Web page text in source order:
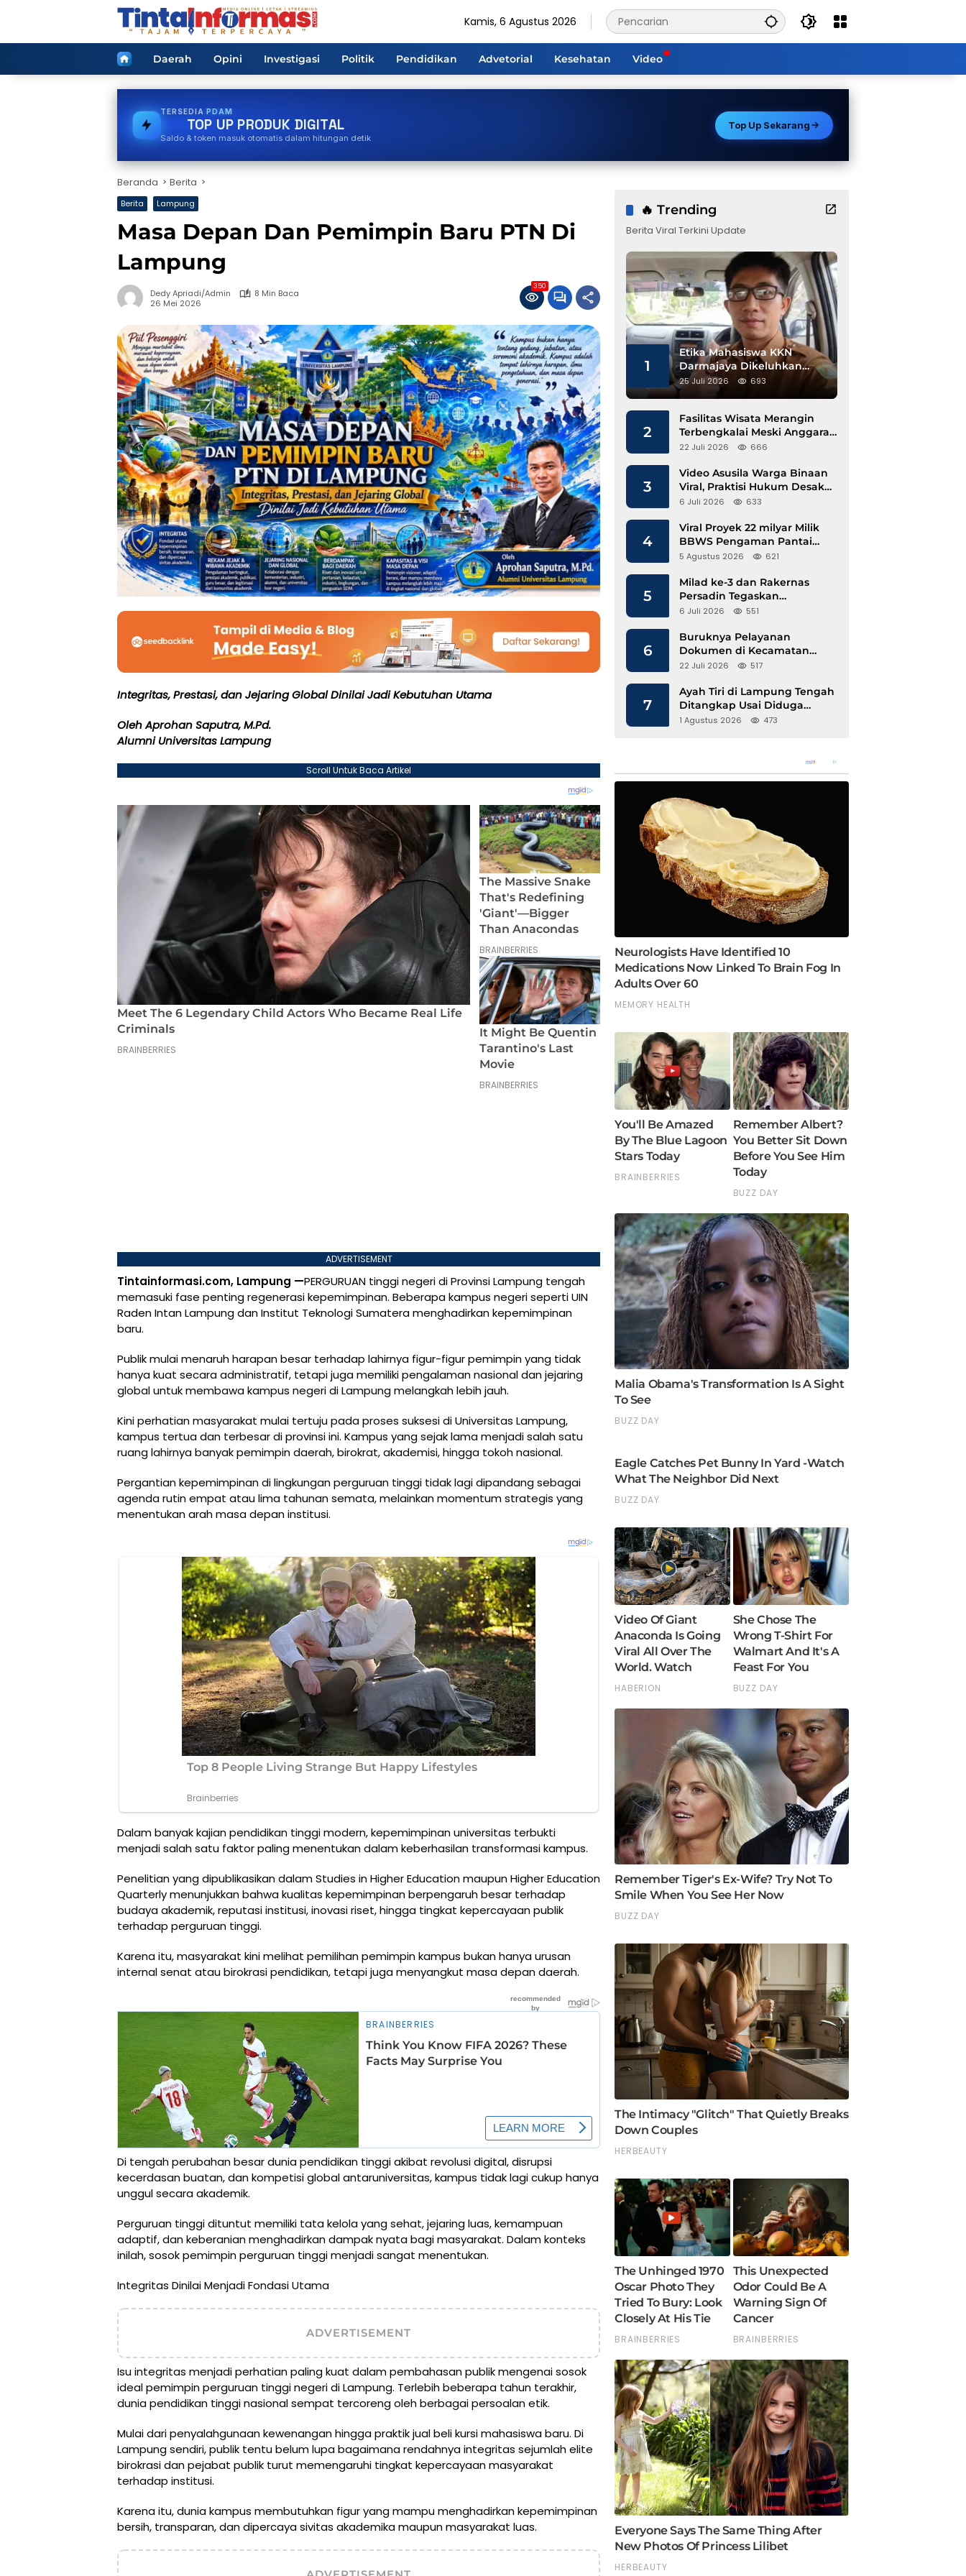
Kamis, 6 Agustus 2026
HomeDaerah Opini Investigasi Politik Pendidikan Advetorial Kesehatan Video
TERSEDIA VOUCHER GAME
TOP UP PRODUK DIGITAL
Saldo & token masuk otomatis dalam hitungan detik
Top Up Sekarang
Beranda Berita
Berita Lampung
Masa Depan Dan Pemimpin Baru PTN Di
Lampung
Dedy Apriadi/Admin
8 Min Baca
26 Mei 2026
350
Integritas, Prestasi, dan Jejaring Global Dinilai Jadi Kebutuhan Utama
Oleh Aprohan Saputra, M.Pd.
Alumni Universitas Lampung
Scroll Untuk Baca Artikel
ADVERTISEMENT
Tintainformasi.com, Lampung —PERGURUAN tinggi negeri di Provinsi Lampung tengah
memasuki fase penting regenerasi kepemimpinan. Beberapa kampus negeri seperti UIN
Raden Intan Lampung dan Institut Teknologi Sumatera menghadirkan kepemimpinan
baru.
Publik mulai menaruh harapan besar terhadap lahirnya figur-figur pemimpin yang tidak
hanya kuat secara administratif, tetapi juga memiliki pengalaman nasional dan jejaring
global untuk membawa kampus negeri di Lampung melangkah lebih jauh.
Kini perhatian masyarakat mulai tertuju pada proses suksesi di Universitas Lampung,
kampus tertua dan terbesar di provinsi ini. Kampus yang sejak lama menjadi salah satu
ruang lahirnya banyak pemimpin daerah, birokrat, akademisi, hingga tokoh nasional.
Pergantian kepemimpinan di lingkungan perguruan tinggi tidak lagi dipandang sebagai
agenda rutin empat atau lima tahunan semata, melainkan momentum strategis yang
menentukan arah masa depan institusi.
Dalam banyak kajian pendidikan tinggi modern, kepemimpinan universitas terbukti
menjadi salah satu faktor paling menentukan dalam keberhasilan transformasi kampus.
Penelitian yang dipublikasikan dalam Studies in Higher Education maupun Higher Education
Quarterly menunjukkan bahwa kualitas kepemimpinan berpengaruh besar terhadap
budaya akademik, reputasi institusi, inovasi riset, hingga tingkat kepercayaan publik
terhadap perguruan tinggi.
Karena itu, masyarakat kini melihat pemilihan pemimpin kampus bukan hanya urusan
internal senat atau birokrasi pendidikan, tetapi juga menyangkut masa depan daerah.
Di tengah perubahan besar dunia pendidikan tinggi akibat revolusi digital, disrupsi
kecerdasan buatan, dan kompetisi global antaruniversitas, kampus tidak lagi cukup hanya
unggul secara akademik.
Perguruan tinggi dituntut memiliki tata kelola yang sehat, jejaring luas, kemampuan
adaptif, dan keberanian menghadirkan dampak nyata bagi masyarakat. Dalam konteks
inilah, sosok pemimpin perguruan tinggi menjadi sangat menentukan.
Integritas Dinilai Menjadi Fondasi Utama
ADVERTISEMENT
Isu integritas menjadi perhatian paling kuat dalam pembahasan publik mengenai sosok
ideal pemimpin perguruan tinggi negeri di Lampung. Terlebih beberapa tahun terakhir,
dunia pendidikan tinggi nasional sempat tercoreng oleh berbagai persoalan etik.
Mulai dari penyalahgunaan kewenangan hingga praktik jual beli kursi mahasiswa baru. Di
Lampung sendiri, publik tentu belum lupa bagaimana rendahnya integritas sejumlah elite
birokrasi dan pejabat publik turut memengaruhi tingkat kepercayaan masyarakat
terhadap institusi.
Karena itu, dunia kampus membutuhkan figur yang mampu menghadirkan kepemimpinan
bersih, transparan, dan dipercaya sivitas akademika maupun masyarakat luas.
🔥 Trending
Berita Viral Terkini Update
1
Etika Mahasiswa KKN
Darmajaya Dikeluhkan
Kepala Pekon Sinar Jawa
25 Juli 2026 693
2
Fasilitas Wisata Merangin
Terbengkalai Meski Anggaran
Perawatan Terus Mengalir
22 Juli 2026 666
3
Video Asusila Warga Binaan
Viral, Praktisi Hukum Desak
Evaluasi Lapas Tanjung Raja
6 Juli 2026 633
4
Viral Proyek 22 milyar Milik
BBWS Pengaman Pantai
Pesisir Barat Diduga
5 Agustus 2026 621
5
Milad ke-3 dan Rakernas
Persadin Tegaskan
Komitmen Transformasi
Digital
6 Juli 2026 551
6
Buruknya Pelayanan
Dokumen di Kecamatan
Pangkalan Susu, Kinerja
22 Juli 2026 517
7
Ayah Tiri di Lampung Tengah
Ditangkap Usai Diduga
Hamili Anak di Bawah Umur
1 Agustus 2026 473